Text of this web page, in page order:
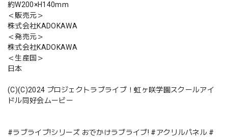
約W200×H140mm
＜販売元＞
株式会社KADOKAWA
＜発売元＞
株式会社KADOKAWA
＜生産国＞
日本
(C)(C)2024 プロジェクトラブライブ！虹ヶ咲学園スクールアイ
ドル同好会ムービー
#ラブライブ!シリーズ おでかけラブライブ! #アクリルパネル #